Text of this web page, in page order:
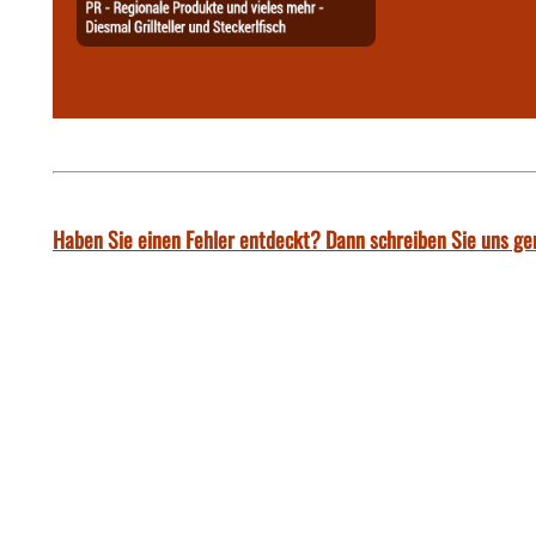
Haben Sie einen Fehler entdeckt? Dann schreiben Sie uns